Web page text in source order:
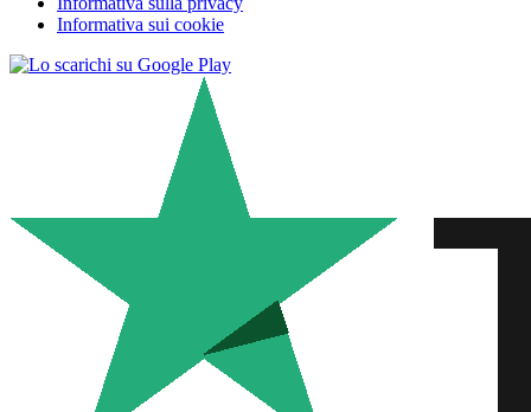
Informativa sui cookie